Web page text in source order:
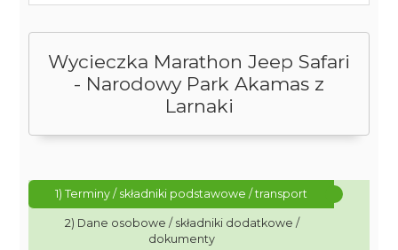
Wycieczka Marathon Jeep Safari
- Narodowy Park Akamas z
Larnaki
1) Terminy / składniki podstawowe / transport
2) Dane osobowe / składniki dodatkowe /
dokumenty